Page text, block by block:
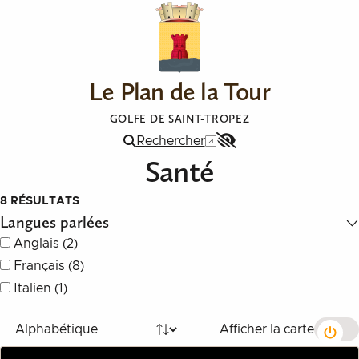
Le Plan de la Tour
GOLFE DE SAINT-TROPEZ
Menu
Rechercher
Santé
Filtres
8 RÉSULTATS
Langues parlées
Liste à cocher : Langues parlées
Anglais (2)
Français (8)
Italien (1)
Options de tri et d'affichage
Trié par : Afficher la carte